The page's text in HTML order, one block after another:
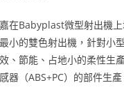
在Babyplast微型射出機上
小的雙色射出機，針對小
、節能、占地小的柔性生
器（ABS+PC）的部件生產